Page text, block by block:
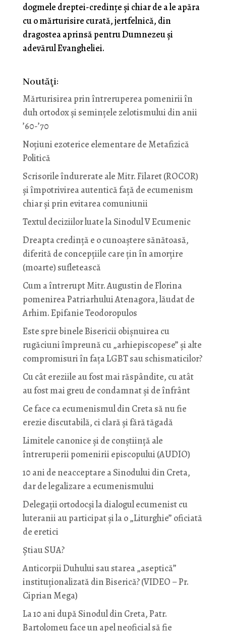
dogmele dreptei-credințe și chiar de a le apăra
cu o mărturisire curată, jertfelnică, din
dragostea aprinsă pentru Dumnezeu și
adevărul Evangheliei.
Noutăţi:
Mărturisirea prin întreruperea pomenirii în
duh ortodox și semințele zelotismului din anii
’60-’70
Noţiuni ezoterice elementare de Metafizică
Politică
Scrisorile îndurerate ale Mitr. Filaret (ROCOR)
și împotrivirea autentică față de ecumenism
chiar și prin evitarea comuniunii
Textul deciziilor luate la Sinodul V Ecumenic
Dreapta credință e o cunoaștere sănătoasă,
diferită de concepțiile care țin în amorțire
(moarte) sufletească
Cum a întrerupt Mitr. Augustin de Florina
pomenirea Patriarhului Atenagora, lăudat de
Arhim. Epifanie Teodoropulos
Este spre binele Bisericii obișnuirea cu
rugăciuni împreună cu „arhiepiscopese” și alte
compromisuri în fața LGBT sau schismaticilor?
Cu cât ereziile au fost mai răspândite, cu atât
au fost mai greu de condamnat și de înfrânt
Ce face ca ecumenismul din Creta să nu fie
erezie discutabilă, ci clară și fără tăgadă
Limitele canonice și de conștiință ale
întreruperii pomenirii episcopului (AUDIO)
10 ani de neacceptare a Sinodului din Creta,
dar de legalizare a ecumenismului
Delegații ortodocși la dialogul ecumenist cu
luteranii au participat și la o „Liturghie” oficiată
de eretici
Știau SUA?
Anticorpii Duhului sau starea „aseptică”
instituționalizată din Biserică? (VIDEO – Pr.
Ciprian Mega)
La 10 ani după Sinodul din Creta, Patr.
Bartolomeu face un apel neoficial să fie